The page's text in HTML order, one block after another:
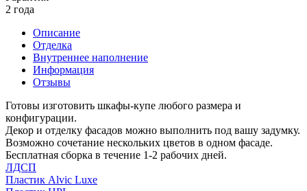
2 года
Описание
Отделка
Внутреннее наполнение
Информация
Отзывы
Готовы изготовить шкафы-купе любого размера и
конфигурации.
Декор и отделку фасадов можно выполнить под вашу задумку.
Возможно сочетание нескольких цветов в одном фасаде.
Бесплатная сборка в течение 1-2 рабочих дней.
ЛДСП
Пластик Alvic Luxe